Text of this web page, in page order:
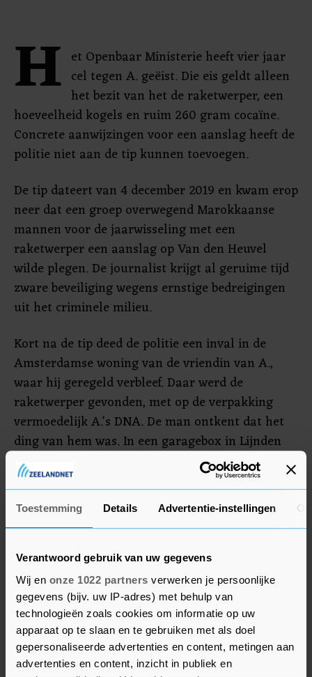
Toestemming Details Advertentie-instellingen
Verantwoord gebruik van uw gegevens
Wij en onze 1022 partners verwerken je persoonlijke
gegevens (bijv. uw IP-adres) met behulp van
technologieën zoals cookies om informatie op uw
apparaat op te slaan en te gebruiken met als doel
gepersonaliseerde advertenties en content, metingen aan
advertenties en content, inzicht in publiek en
H et Openbaar Ministerie heeft vier jaar
cel tegen A. geëist. Die eis geldt alleen
het bezit van het de raketwerper, een
hoeveelheid kogels en ruim 260 gram cocaïne.
Concrete aanwijzingen voor een aanslag heeft de
politie niet aan de tip kunnen toevoegen.
De tip dateert van 4 december 2019 en kwam erop
neer dat een groep overwegend Marokkaanse
mannen voor de jaarwisseling met een
raketwerper een aanslag op Van den Heuvel
wilde plegen. De journalist krijgt al geruime tijd
zware beveiliging wegens ernstige bedreigingen
uit het criminele milieu.
Kort na de tip deed de politie een inval in de
Amsterdamse woning van de vriendin van A.,
waar hij geregeld verbleef. Daar werd de
raketwerper gevonden, met op de verpakking
vermoedelijk A.'s DNA. De man ontkent dat het
ding van hem was. In een garagebox in Lijnden
vond de politie de kogels en de cocaïne. A. had de
box in gebruik voor zijn garagebedrijf.
Het OM wil dat A. ook nog een strafrestant van
drie jaar gaat uitzitten, van de negen jaar die hij
kreeg opgelegd voor een mislukte bankoverval in
2011.